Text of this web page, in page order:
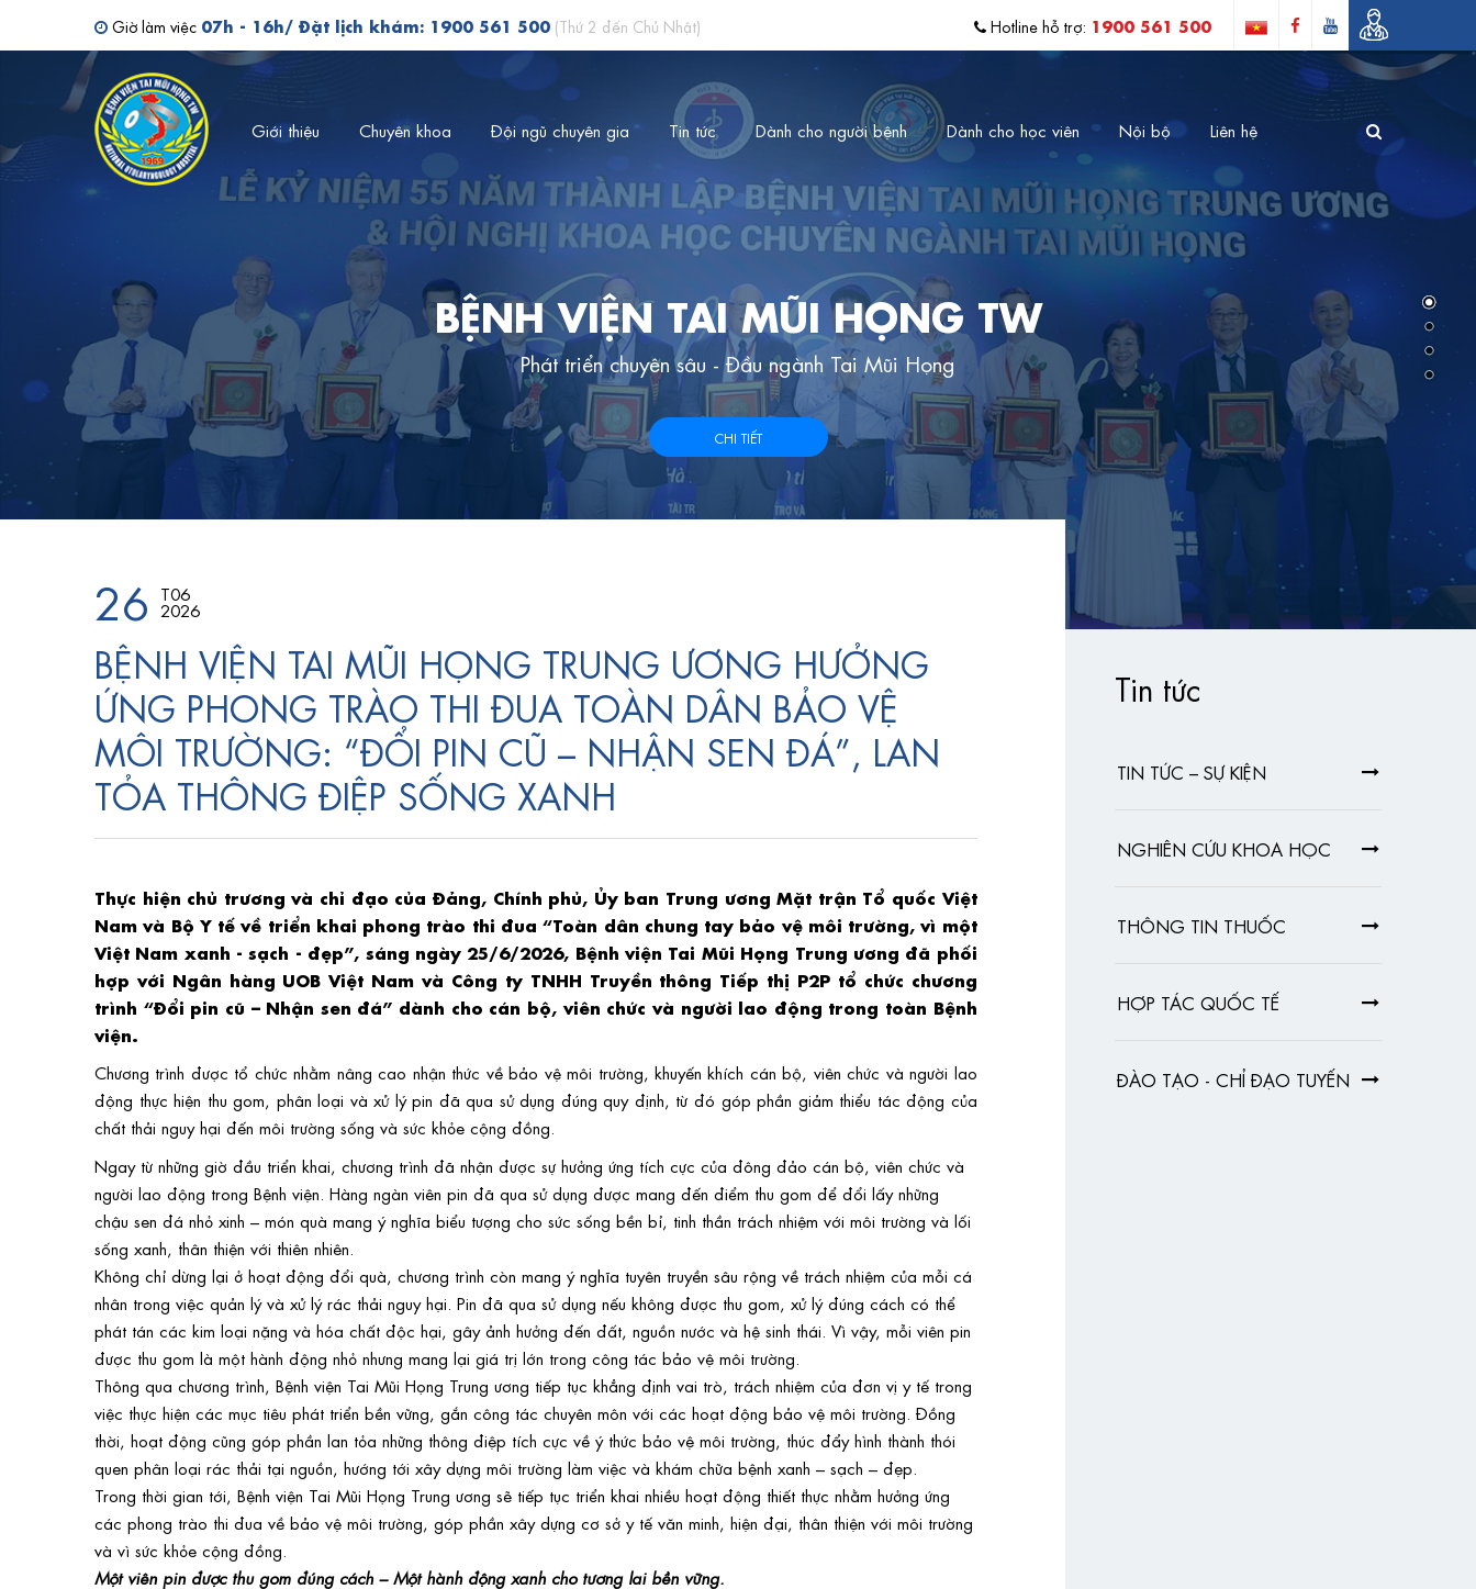
Giờ làm việc 07h - 16h/ Đặt lịch khám: 1900 561 500 (Thứ 2 đến Chủ Nhật) Hotline hỗ trợ: 1900 561 500
Tìm kiếm bác sĩ
Giới thiệu Chuyên khoa Đội ngũ chuyên gia Tin tức Dành cho người bệnh Dành cho học viên Nội bộ Liên hệ
BỆNH VIỆN TAI MŨI HỌNG TW
Phát triển chuyên sâu - Đầu ngành Tai Mũi Họng
CHI TIẾT
26 T06
2026
BỆNH VIỆN TAI MŨI HỌNG TRUNG ƯƠNG HƯỞNG
ỨNG PHONG TRÀO THI ĐUA TOÀN DÂN BẢO VỆ
MÔI TRƯỜNG: “ĐỔI PIN CŨ – NHẬN SEN ĐÁ”, LAN
TỎA THÔNG ĐIỆP SỐNG XANH
Thực hiện chủ trương và chỉ đạo của Đảng, Chính phủ, Ủy ban Trung ương Mặt trận Tổ quốc Việt
Nam và Bộ Y tế về triển khai phong trào thi đua “Toàn dân chung tay bảo vệ môi trường, vì một
Việt Nam xanh - sạch - đẹp”, sáng ngày 25/6/2026, Bệnh viện Tai Mũi Họng Trung ương đã phối
hợp với Ngân hàng UOB Việt Nam và Công ty TNHH Truyền thông Tiếp thị P2P tổ chức chương
trình “Đổi pin cũ – Nhận sen đá” dành cho cán bộ, viên chức và người lao động trong toàn Bệnh
viện.
Chương trình được tổ chức nhằm nâng cao nhận thức về bảo vệ môi trường, khuyến khích cán bộ, viên chức và người lao
động thực hiện thu gom, phân loại và xử lý pin đã qua sử dụng đúng quy định, từ đó góp phần giảm thiểu tác động của
chất thải nguy hại đến môi trường sống và sức khỏe cộng đồng.
Ngay từ những giờ đầu triển khai, chương trình đã nhận được sự hưởng ứng tích cực của đông đảo cán bộ, viên chức và
người lao động trong Bệnh viện. Hàng ngàn viên pin đã qua sử dụng được mang đến điểm thu gom để đổi lấy những
chậu sen đá nhỏ xinh – món quà mang ý nghĩa biểu tượng cho sức sống bền bỉ, tinh thần trách nhiệm với môi trường và lối
sống xanh, thân thiện với thiên nhiên.
Không chỉ dừng lại ở hoạt động đổi quà, chương trình còn mang ý nghĩa tuyên truyền sâu rộng về trách nhiệm của mỗi cá
nhân trong việc quản lý và xử lý rác thải nguy hại. Pin đã qua sử dụng nếu không được thu gom, xử lý đúng cách có thể
phát tán các kim loại nặng và hóa chất độc hại, gây ảnh hưởng đến đất, nguồn nước và hệ sinh thái. Vì vậy, mỗi viên pin
được thu gom là một hành động nhỏ nhưng mang lại giá trị lớn trong công tác bảo vệ môi trường.
Thông qua chương trình, Bệnh viện Tai Mũi Họng Trung ương tiếp tục khẳng định vai trò, trách nhiệm của đơn vị y tế trong
việc thực hiện các mục tiêu phát triển bền vững, gắn công tác chuyên môn với các hoạt động bảo vệ môi trường. Đồng
thời, hoạt động cũng góp phần lan tỏa những thông điệp tích cực về ý thức bảo vệ môi trường, thúc đẩy hình thành thói
quen phân loại rác thải tại nguồn, hướng tới xây dựng môi trường làm việc và khám chữa bệnh xanh – sạch – đẹp.
Trong thời gian tới, Bệnh viện Tai Mũi Họng Trung ương sẽ tiếp tục triển khai nhiều hoạt động thiết thực nhằm hưởng ứng
các phong trào thi đua về bảo vệ môi trường, góp phần xây dựng cơ sở y tế văn minh, hiện đại, thân thiện với môi trường
và vì sức khỏe cộng đồng.
Một viên pin được thu gom đúng cách – Một hành động xanh cho tương lai bền vững.
Tin tức
TIN TỨC – SỰ KIỆN
NGHIÊN CỨU KHOA HỌC
THÔNG TIN THUỐC
HỢP TÁC QUỐC TẾ
ĐÀO TẠO - CHỈ ĐẠO TUYẾN